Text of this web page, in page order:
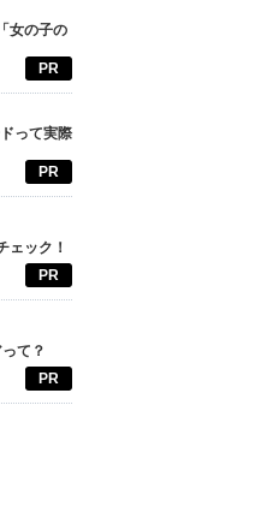
女の子の
PR
って実際
PR
ェック！
PR
て？
PR